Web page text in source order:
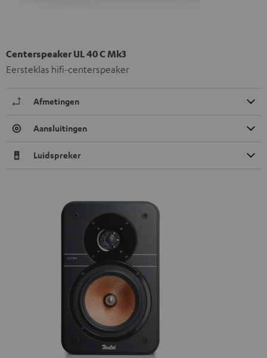
Centerspeaker UL 40 C Mk3
Eersteklas hifi-centerspeaker
Afmetingen
Aansluitingen
Luidspreker